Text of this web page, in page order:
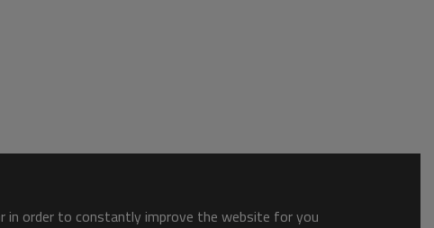
in order to constantly improve the website for you.